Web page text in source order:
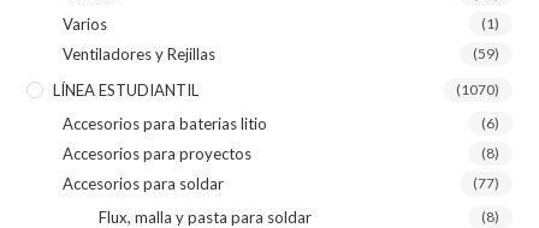
Varios (1)
Ventiladores y Rejillas (59)
LÍNEA ESTUDIANTIL (1070)
Accesorios para baterias litio (6)
Accesorios para proyectos (8)
Accesorios para soldar (77)
Flux, malla y pasta para soldar (8)